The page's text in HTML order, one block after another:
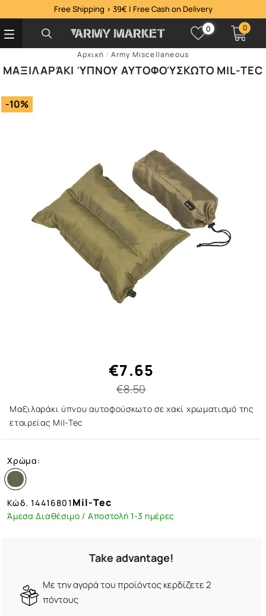
Free Shipping > 39€ | Free Cash on Delivery
0 0
Αρχική / Army Miscellaneous
ΜΑΞΙΛΑΡΆΚΙ ΎΠΝΟΥ ΑΥΤΟΦΟΎΣΚΩΤΟ MIL-TEC
-10%
€7.65
€8.50
Μαξιλαράκι ύπνου αυτοφούσκωτο σε χακί χρωματισμό της
εταιρείας Mil-Tec
Χρώμα:
Κώδ.14416801 Mil-Tec
Άμεσα Διαθέσιμο / Αποστολή 1-3 ημέρες
Take advantage!
Με την αγορά του προϊόντος κερδίζετε 2
πόντους